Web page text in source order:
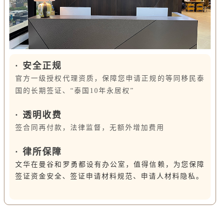
· 安全正规
官方一级授权代理资质，保障您申请正规的等同移民泰
国的长期签证、“泰国10年永居权”
· 透明收费
签合同再付款，法律监督，无额外增加费用
· 律所保障
文华在曼谷和罗勇都设有办公室，值得信赖，为您保障
签证资金安全、签证申请材料规范、申请人材料隐私。